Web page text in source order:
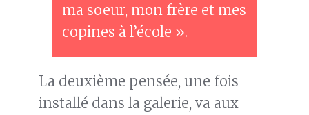
ma soeur, mon frère et mes
copines à l’école ».
La deuxième pensée, une fois
installé dans la galerie, va aux